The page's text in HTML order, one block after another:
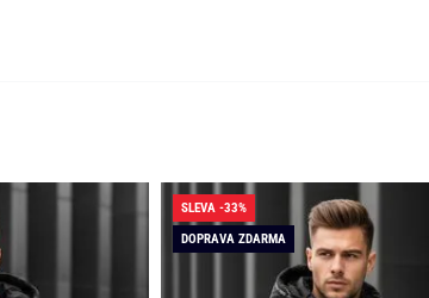
SLEVA -33%
DOPRAVA ZDARMA